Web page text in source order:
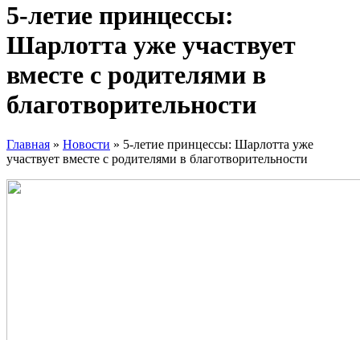
5-летие принцессы:
Шарлотта уже участвует
вместе с родителями в
благотворительности
Главная » Новости » 5-летие принцессы: Шарлотта уже
участвует вместе с родителями в благотворительности